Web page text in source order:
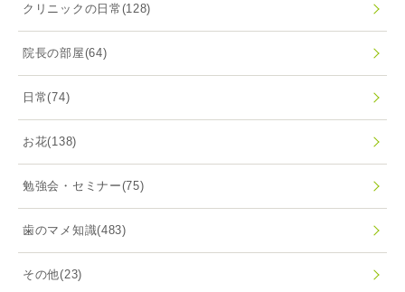
クリニックの日常(128)
院長の部屋(64)
日常(74)
お花(138)
勉強会・セミナー(75)
歯のマメ知識(483)
その他(23)